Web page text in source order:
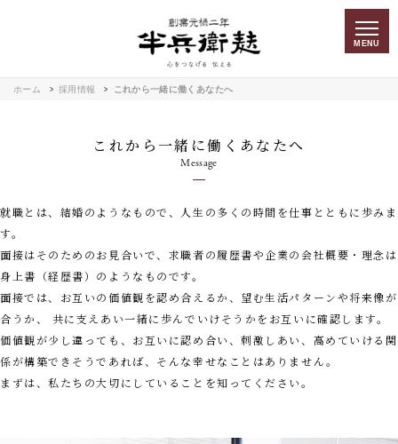
MENU
ホーム 採用情報 これから一緒に働くあなたへ
これから一緒に働くあなたへ
Message
就職とは、結婚のようなもので、人生の多くの時間を仕事とともに歩みま
す。
面接はそのためのお見合いで、求職者の履歴書や企業の会社概要・理念は
身上書（経歴書）のようなものです。
面接では、お互いの価値観を認め合えるか、望む生活パターンや将来像が
合うか、
共に支えあい一緒に歩んでいけそうかをお互いに確認します。
価値観が少し違っても、お互いに認め合い、刺激しあい、 高めていける関
係が構築できそうであれば、そんな幸せなことはありません。
まずは、私たちの大切にしていることを知ってください。